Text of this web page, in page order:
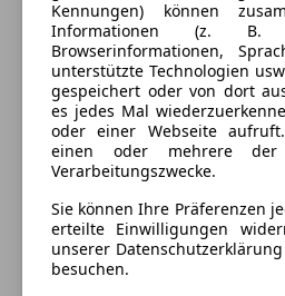
Komfort
Armlehne
Berganfahrassistent
Einparkhilfe
Einparkhilfe Rückfahrkamera
Einparkhilfe
Einparkhilfe Sensoren hinten
Einparkhilfe Sensoren vorne
Klimaautomatik
Mehr anzeigen
Farbe und
Außenfarbe
Lackierung
Kennungen) können
Informationen (z. B.
Browserinformationen,
unterstützte Technologien
gespeichert oder von dort
es jedes Mal
oder einer Webseite
einen oder mehrere der
Verarbeitungszwecke.
Sie können Ihre Präferenzen
erteilte Einwilligungen
unserer
besuchen.